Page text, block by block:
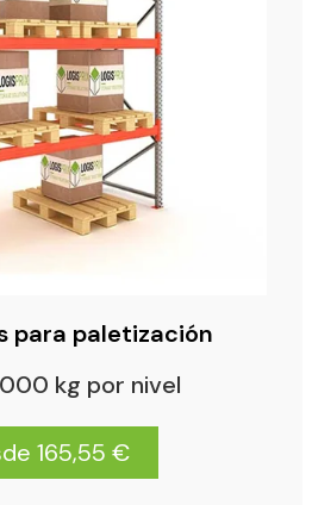
para paletización
kg por nivel
165,55 €